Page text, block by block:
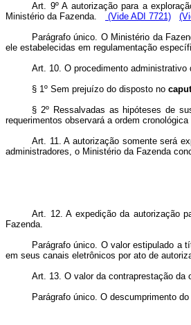
Art. 9º A autorização para a
Ministério da Fazenda.
(Vide ADI 7721)
Parágrafo único. O Ministério da
ele estabelecidas em regulamentação
Art. 10. O procedimento
§ 1º Sem prejuízo do disposto no caput
§ 2º Ressalvadas as hipóteses de
requerimentos observará a ordem
Art. 11. A autorização somente será
administradores, o Ministério da Fazenda
Art. 12. A expedição da autorização
Fazenda.
Parágrafo único. O valor estipulado a
em seus canais eletrônicos por ato de
Art. 13. O valor da contraprestação da
Parágrafo único. O descumprimento